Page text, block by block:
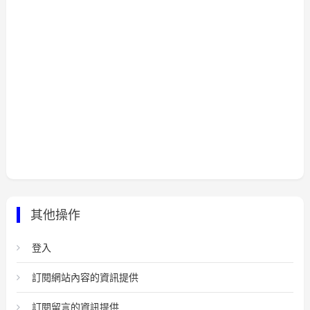
其他操作
登入
訂閱網站內容的資訊提供
訂閱留言的資訊提供